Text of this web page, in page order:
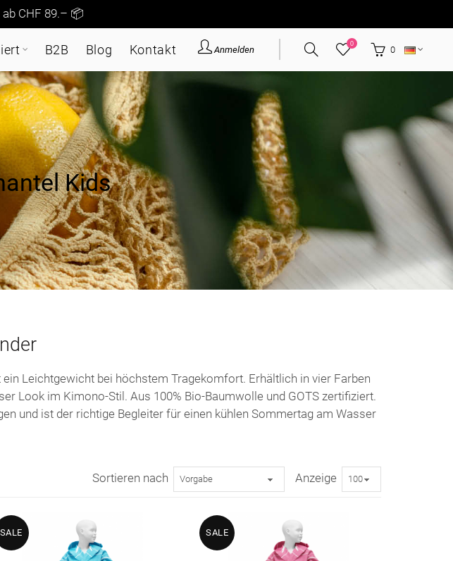
ab CHF 89.– 📦
B2B Blog Kontakt Anmelden
0
0
Kids
Leichtgewicht bei höchstem Tragekomfort. Erhältlich in vier Farben
Look im Kimono-Stil. Aus 100% Bio-Baumwolle und GOTS zertifiziert.
und ist der richtige Begleiter für einen kühlen Sommertag am Wasser
Sortieren nach Anzeige
SALE SALE